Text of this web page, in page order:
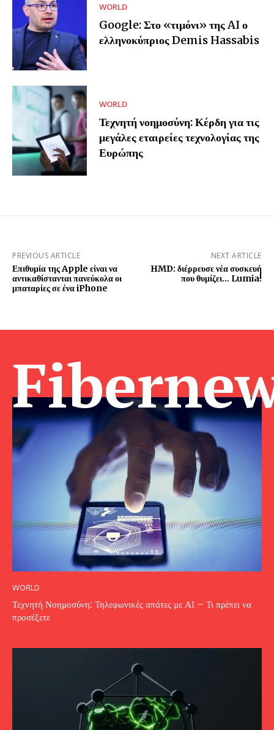
WORLD
Google: Στο «τιμόνι» της AI ο
ελληνοκύπριος Demis Hassabis
WORLD
Τεχνητή νοημοσύνη: Κέρδη για τις
μεγάλες εταιρείες τεχνολογίας της
Ευρώπης
PREVIOUS ARTICLE
Επιθυμία της Apple είναι να
αντικαθίστανται πανεύκολα οι
μπαταρίες σε ένα iPhone
NEXT ARTICLE
HMD: διέρρευσε νέα συσκευή
που θυμίζει… Lumia!
WORLD
Τεχνητή Νοημοσύνη: Τηλεφωνικές απάτες με ΑΙ – Τι πρέπει να
προσέξετε